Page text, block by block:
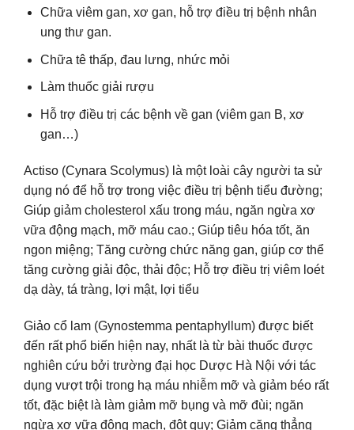
Chữa viêm gan, xơ gan, hỗ trợ điều trị bệnh nhân
ung thư gan.
Chữa tê thấp, đau lưng, nhức mỏi
Làm thuốc giải rượu
Hỗ trợ điều trị các bệnh về gan (viêm gan B, xơ
gan…)
Actiso (Cynara Scolymus) là một loài cây người ta sử
dụng nó để hỗ trợ trong việc điều trị bệnh tiểu đường;
Giúp giảm cholesterol xấu trong máu, ngăn ngừa xơ
vữa động mạch, mỡ máu cao.; Giúp tiêu hóa tốt, ăn
ngon miệng; Tăng cường chức năng gan, giúp cơ thể
tăng cường giải độc, thải độc; Hỗ trợ điều trị viêm loét
dạ dày, tá tràng, lợi mật, lợi tiểu
Giảo cổ lam (Gynostemma pentaphyllum) được biết
đến rất phổ biến hiện nay, nhất là từ bài thuốc được
nghiên cứu bởi trường đại học Dược Hà Nội với tác
dụng vượt trội trong hạ máu nhiễm mỡ và giảm béo rất
tốt, đặc biệt là làm giảm mỡ bụng và mỡ đùi; ngăn
ngừa xơ vữa động mạch, đột quỵ; Giảm căng thẳng